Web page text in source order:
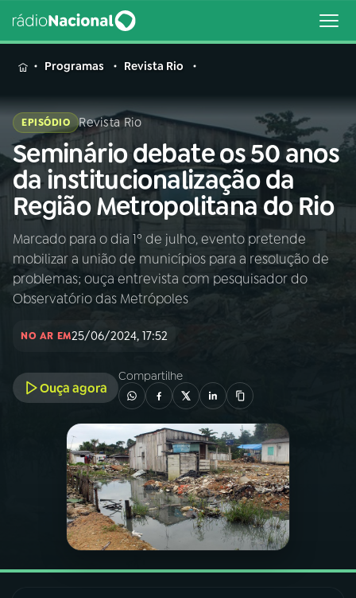
MENU
Buscar
na
Rádio
Nacional
Buscar
AO VIVO
INÍCIO
02A RÁDIO
03PROGRAMAÇÃO
PROGRAMAS
PODCASTS
VIDEOCASTS
Programas Revista Rio
EPISÓDIO Revista Rio
Seminário debate os 50 anos
da institucionalização da
Região Metropolitana do Rio
Marcado para o dia 1º de julho, evento pretende
mobilizar a união de municípios para a resolução de
problemas; ouça entrevista com pesquisador do
Observatório das Metrópoles
NO AR EM25/06/2024, 17:52
Ouça agora
Compartilhe